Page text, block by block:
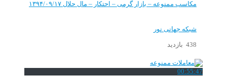
مکاسب ممنوعه – بازار گرمی – احتکار – مال حلال ۱۳۹۴/۰۹/۱۷
شبکه جهانی نور
438 بازدید
00:55:47